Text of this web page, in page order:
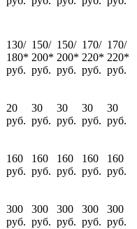
130/
180*
руб.
150/
200*
руб.
150/
200*
руб.
170/
220*
руб.
170/
220*
руб.
20
руб.
30
руб.
30
руб.
30
руб.
30
руб.
160
руб.
160
руб.
160
руб.
160
руб.
160
руб.
300
руб.
300
руб.
300
руб.
300
руб.
300
руб.